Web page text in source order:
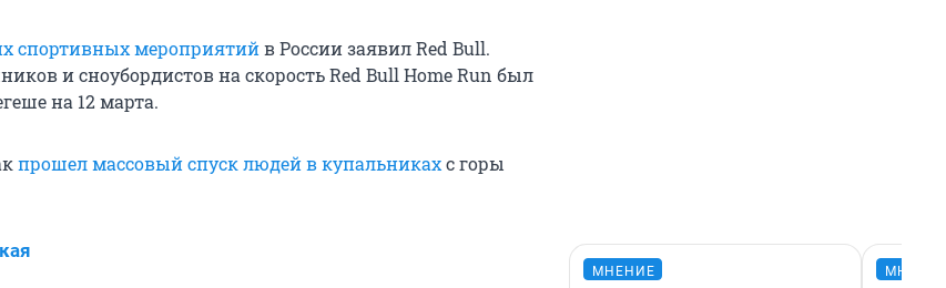
спортивных мероприятийв России заявил Red Bull.
и сноубордистов на скорость Red Bull Home Run был
на 12 марта.
прошел массовый спуск людей в купальникахс горы
МНЕНИЕ